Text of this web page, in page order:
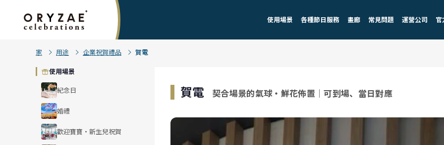
使用場景 各種節日服務 畫廊 常見問題 運營公司
家 用途 企業祝賀禮品 賀電
使用場景
紀念日
婚禮
歡迎寶寶・新生兒祝賀
賀電 契合場景的氣球・鮮花佈置｜可到場、當日對應